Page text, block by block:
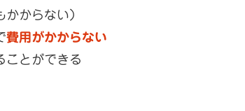
かからない）
費用がかからない
ことができる